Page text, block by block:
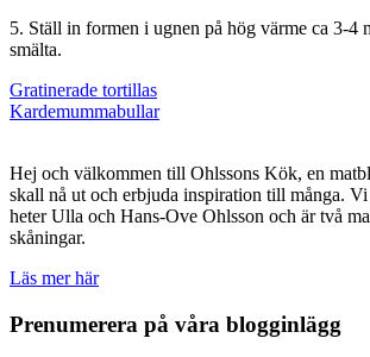
5. Ställ in formen i ugnen på hög värme ca 3-4
smälta.
Inläggsnavigering
Gratinerade tortillas
Kardemummabullar
Hej och välkommen till Ohlssons Kök, en
skall nå ut och erbjuda inspiration till många.
heter Ulla och Hans-Ove Ohlsson och är två
skåningar.
Läs mer här
Prenumerera på våra blogginlägg